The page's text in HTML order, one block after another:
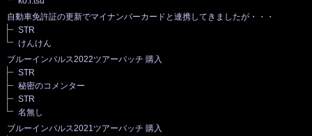
自動車免許証の更新でマイナンバーカードと連携してきましたが・・・
STR
けんけん
ブルーインパルス2022ツアーパッチ 購入
STR
秘密のコメンター
STR
名無し
ブルーインパルス2021ツアーパッチ 購入